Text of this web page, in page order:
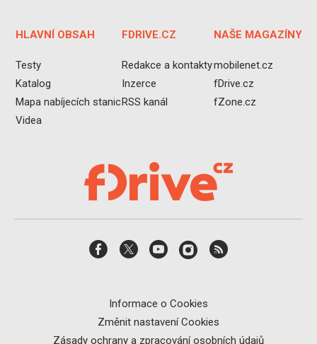
HLAVNÍ OBSAH
Testy
Katalog
Mapa nabíjecích stanic
Videa
FDRIVE.CZ
Redakce a kontakty
Inzerce
RSS kanál
NAŠE MAGAZÍNY
mobilenet.cz
fDrive.cz
fZone.cz
Informace o Cookies
Změnit nastavení Cookies
Zásady ochrany a zpracování osobních údajů